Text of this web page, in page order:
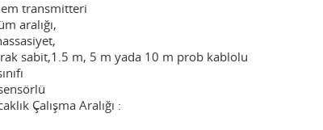
transmitteri
aralığı,
sabit,1.5 m, 5 m yada 10 m prob kablolu
Çalışma Aralığı :